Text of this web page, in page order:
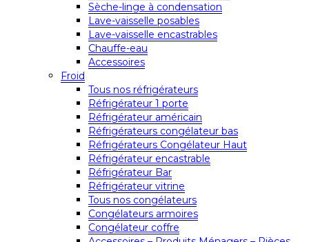
Sèche-linge à condensation
Lave-vaisselle posables
Lave-vaisselle encastrables
Chauffe-eau
Accessoires
Froid
Tous nos réfrigérateurs
Réfrigérateur 1 porte
Réfrigérateur américain
Réfrigérateurs congélateur bas
Réfrigérateurs Congélateur Haut
Réfrigérateur encastrable
Réfrigérateur Bar
Réfrigérateur vitrine
Tous nos congélateurs
Congélateurs armoires
Congélateur coffre